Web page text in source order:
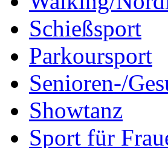
Schießsport
Parkoursport
Senioren-/
Showtanz
Sport für